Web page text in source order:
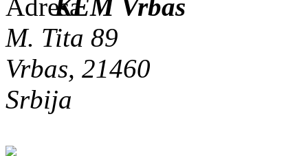
KEM Vrbas
M. Tita 89
Vrbas, 21460
Srbija